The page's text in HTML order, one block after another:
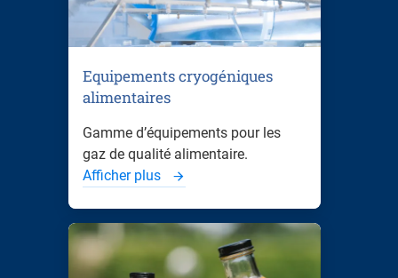
Equipements cryogéniques
alimentaires
Gamme d’équipements pour les
gaz de qualité alimentaire.
Afficher plus